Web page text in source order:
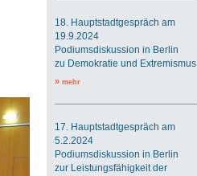
18. Hauptstadtgespräch am
19.9.2024
Podiumsdiskussion in Berlin
zu Demokratie und Extremismus
» mehr
17. Hauptstadtgespräch am
5.2.2024
Podiumsdiskussion in Berlin
zur Leistungsfähigkeit der